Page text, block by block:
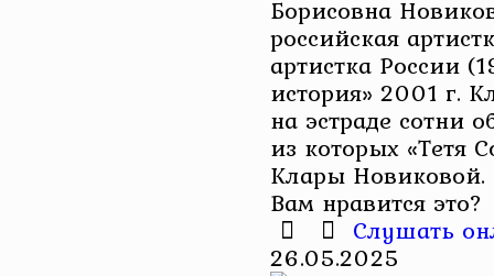
Борисовна
российская
артистка России
история» 2001 г.
на эстраде сотни
из которых «Тетя
Клары Новиковой.
Вам нравится это?
Слушать
26.05.2025